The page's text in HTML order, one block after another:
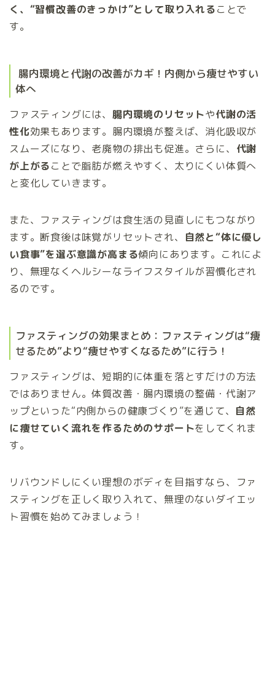
く、“習慣改善のきっかけ”として取り入れることで
す。
腸内環境と代謝の改善がカギ！内側から痩せやすい
体へ
ファスティングには、 腸内環境のリセットや代謝の活
性化効果もあります。腸内環境が整えば、消化吸収が
スムーズになり、老廃物の排出も促進。さらに、 代謝
が上がることで脂肪が燃えやすく、太りにくい体質へ
と変化していきます。
また、ファスティングは食生活の見直しにもつながり
ます。断食後は味覚がリセットされ、 自然と“体に優し
い食事”を選ぶ意識が高まる傾向にあります。これによ
り、無理なくヘルシーなライフスタイルが習慣化され
るのです。
ファスティングの効果まとめ：ファスティングは“痩
せるため”より“痩せやすくなるため”に行う！
ファスティングは、短期的に体重を落とすだけの方法
ではありません。体質改善・腸内環境の整備・代謝ア
ップといった“内側からの健康づくり”を通じて、 自然
に痩せていく流れを作るためのサポートをしてくれま
す。
リバウンドしにくい理想のボディを目指すなら、ファ
スティングを正しく取り入れて、無理のないダイエッ
ト習慣を始めてみましょう！